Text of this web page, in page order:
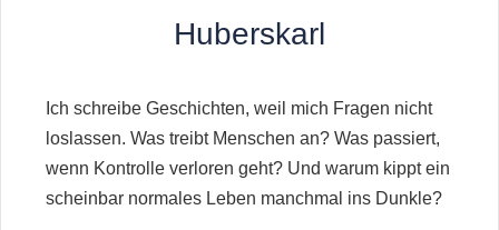
Huberskarl
Ich schreibe Geschichten, weil mich Fragen nicht
loslassen. Was treibt Menschen an? Was passiert,
wenn Kontrolle verloren geht? Und warum kippt ein
scheinbar normales Leben manchmal ins Dunkle?